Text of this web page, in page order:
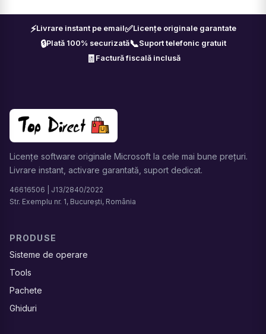
⚡Livrare instant pe email✅Licențe originale garantate
🔒Plată 100% securizată📞Suport telefonic gratuit
🧾 Factură fiscală inclusă
Licențe software originale Microsoft la cele mai bune prețuri.
Livrare instant, activare garantată, suport dedicat.
46616506 | J13/2840/2022
Str. Exemplu nr. 1, București, România
PRODUSE
Sisteme de operare
Tools
Pachete
Ghiduri